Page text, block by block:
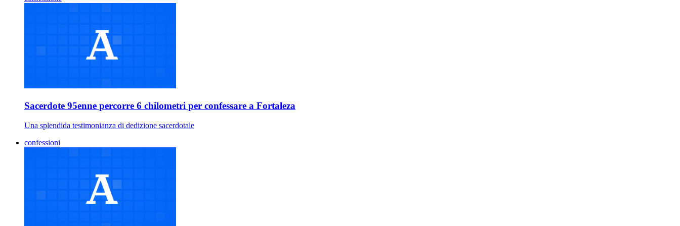
Sacerdote 95enne percorre 6 chilometri per confessare a Fortaleza
Una splendida testimonianza di dedizione sacerdotale
confessioni